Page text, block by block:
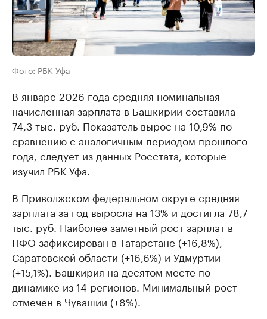
Фото: РБК Уфа
В январе 2026 года средняя номинальная
начисленная зарплата в Башкирии составила
74,3 тыс. руб. Показатель вырос на 10,9% по
сравнению с аналогичным периодом прошлого
года, следует из данных Росстата, которые
изучил РБК Уфа.
В Приволжском федеральном округе средняя
зарплата за год выросла на 13% и достигла 78,7
тыс. руб. Наиболее заметный рост зарплат в
ПФО зафиксирован в Татарстане (+16,8%),
Саратовской области (+16,6%) и Удмуртии
(+15,1%). Башкирия на десятом месте по
динамике из 14 регионов. Минимальный рост
отмечен в Чувашии (+8%).